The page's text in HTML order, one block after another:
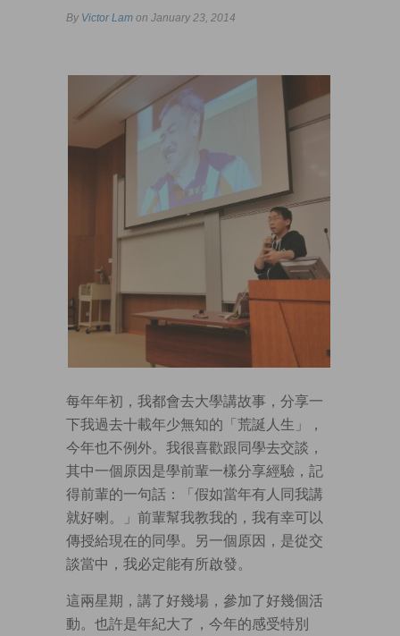
By Victor Lam on January 23, 2014
每年年初，我都會去大學講故事，分享一
下我過去十載年少無知的「荒誕人生」，
今年也不例外。我很喜歡跟同學去交談，
其中一個原因是學前輩一樣分享經驗，記
得前輩的一句話：「假如當年有人同我講
就好喇。」前輩幫我教我的，我有幸可以
傳授給現在的同學。另一個原因，是從交
談當中，我必定能有所啟發。
這兩星期，講了好幾場，參加了好幾個活
動。也許是年紀大了，今年的感受特別